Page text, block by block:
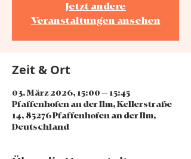
Jetzt andere
Veranstaltungen ansehen
Zeit & Ort
03. März 2026, 15:00 – 15:45
Pfaffenhofen an der Ilm, Kellerstraße
14, 85276 Pfaffenhofen an der Ilm,
Deutschland